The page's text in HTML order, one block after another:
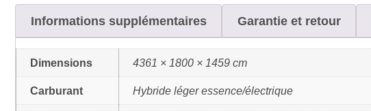
Informations supplémentaires Garantie et retour
Dimensions 4361 × 1800 × 1459 cm
Carburant Hybride léger essence/électrique